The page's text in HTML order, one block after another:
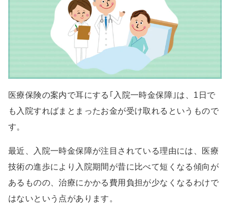
医療保険の案内で耳にする｢入院一時金保障｣は、1日で
も入院すればまとまったお金が受け取れるというもので
す。
最近、入院一時金保障が注目されている理由には、医療
技術の進歩により入院期間が昔に比べて短くなる傾向が
あるものの、治療にかかる費用負担が少なくなるわけで
はないという点があります。